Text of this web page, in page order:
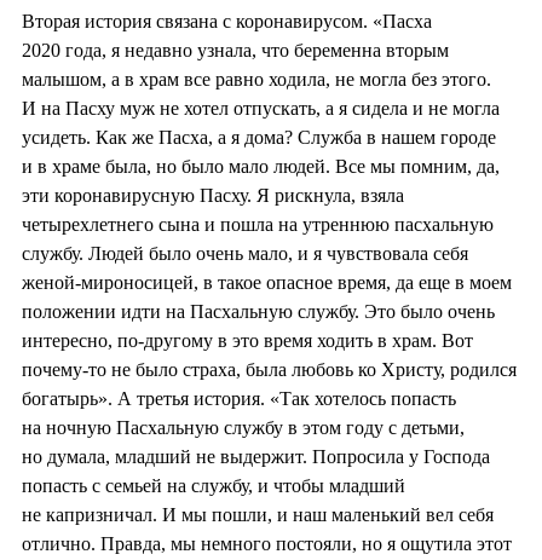
Вторая история связана с коронавирусом. «Пасха
2020 года, я недавно узнала, что беременна вторым
малышом, а в храм все равно ходила, не могла без этого.
И на Пасху муж не хотел отпускать, а я сидела и не могла
усидеть. Как же Пасха, а я дома? Служба в нашем городе
и в храме была, но было мало людей. Все мы помним, да,
эти коронавирусную Пасху. Я рискнула, взяла
четырехлетнего сына и пошла на утреннюю пасхальную
службу. Людей было очень мало, и я чувствовала себя
женой-мироносицей, в такое опасное время, да еще в моем
положении идти на Пасхальную службу. Это было очень
интересно, по-другому в это время ходить в храм. Вот
почему-то не было страха, была любовь ко Христу, родился
богатырь». А третья история. «Так хотелось попасть
на ночную Пасхальную службу в этом году с детьми,
но думала, младший не выдержит. Попросила у Господа
попасть с семьей на службу, и чтобы младший
не капризничал. И мы пошли, и наш маленький вел себя
отлично. Правда, мы немного постояли, но я ощутила этот